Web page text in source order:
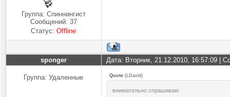
Группа: Спиннингист
Сообщений: 37
Статус:Offline
sponger Дата: Вторник, 21.12.2010, 16:57:09 |
Группа: Удаленные Quote (LDavid)
внимательно спрашиваю